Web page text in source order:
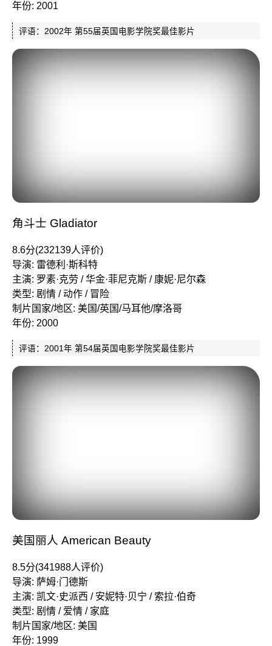
年份: 2001
评语：2002年 第55届英国电影学院奖最佳影片
角斗士 Gladiator
8.6分(232139人评价)
导演: 雷德利·斯科特
主演: 罗素·克劳 / 华金·菲尼克斯 / 康妮·尼尔森
类型: 剧情 / 动作 / 冒险
制片国家/地区: 美国/英国/马耳他/摩洛哥
年份: 2000
评语：2001年 第54届英国电影学院奖最佳影片
美国丽人 American Beauty
8.5分(341988人评价)
导演: 萨姆·门德斯
主演: 凯文·史派西 / 安妮特·贝宁 / 索拉·伯奇
类型: 剧情 / 爱情 / 家庭
制片国家/地区: 美国
年份: 1999